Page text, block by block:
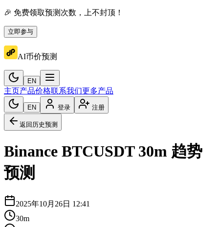
🎉 免费领取预测次数，上不封顶！
立即参与
AI币价预测
EN
主页产品价格联系我们更多产品
EN 登录 注册
返回历史预测
Binance BTCUSDT 30m 趋势
预测
2025年10月26日 12:41
30m